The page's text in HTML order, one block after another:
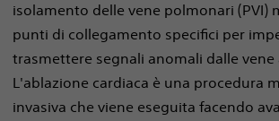
isolamento delle vene polmonari (PVI)
punti di collegamento specifici per
trasmettere segnali anomali dalle
L'ablazione cardiaca è una procedura
invasiva che viene eseguita facendo